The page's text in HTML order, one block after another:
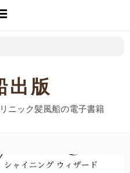
出版
ニック髪風船の電子書籍